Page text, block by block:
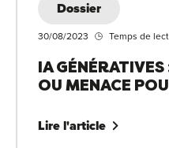
Dossier
30/08/2023 Temps de
IA
OU MENACE
Lire l'article